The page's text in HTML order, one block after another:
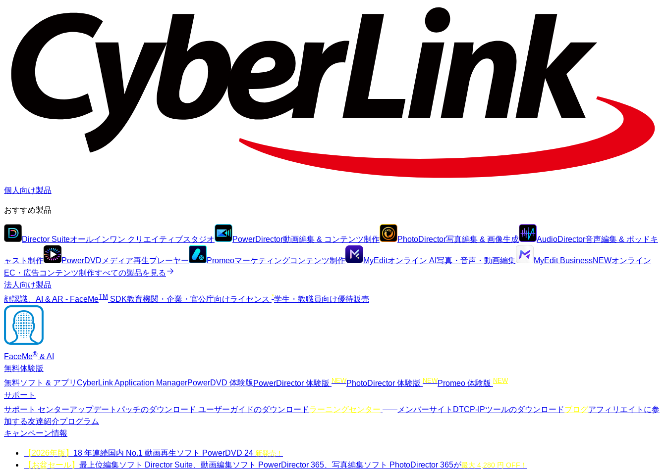
個人向け製品
おすすめ製品
Director Suiteオールインワン クリエイティブスタジオ PowerDirector動画編集 & コンテンツ制作 PhotoDirector写真編集 & 画像生成 AudioDirector音声編集 & ポッドキ
ャスト制作 PowerDVD メディア再生プレーヤー Promeoマーケティングコンテンツ制作 MyEditオンライン AI写真・音声・動画編集 MyEdit BusinessNEWオンライン
EC・広告コンテンツ制作すべての製品を見る
法人向け製品
顔認識、AI & AR - FaceMeTM SDK教育機関・企業・官公庁向けライセンス *学生・教職員向け優待販売
FaceMe® & AI
無料体験版
無料ソフト & アプリ CyberLink Application ManagerPowerDVD 体験版 PowerDirector 体験版 NEWPhotoDirector 体験版 NEWPromeo 体験版 NEW
サポート
サポート センターアップデートパッチのダウンロード ユーザーガイドのダウンロードラーニングセンター メンバーサイト DTCP-IPツールのダウンロードブログアフィリエイトに参
加する友達紹介プログラム
キャンペーン情報
【2026年版】 18 年連続国内 No.1 動画再生ソフト PowerDVD 24 新発売！
【お盆セール】 最上位編集ソフト Director Suite、動画編集ソフト PowerDirector 365、写真編集ソフト PhotoDirector 365が最大 4,280 円 OFF！